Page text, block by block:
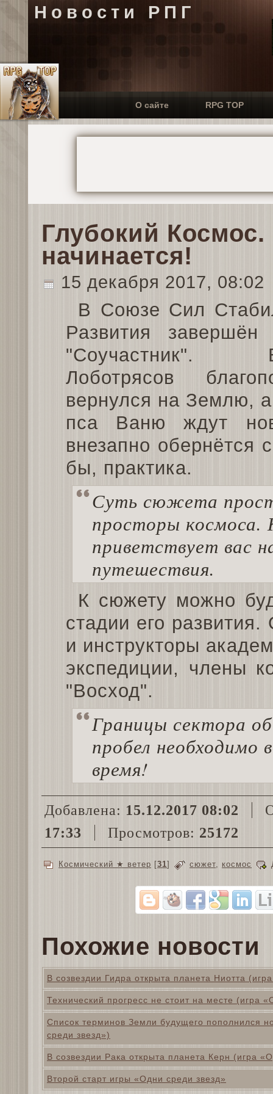
Новости РПГ
О сайте RPG TOP
Глубокий
начинается!
15 декабря 2017, 08:02
В Союзе Сил
Развития завершён
"Соучастник".
Лоботрясов
вернулся на Землю,
пса Ваню ждут
внезапно обернётся
бы, практика.
Суть сюжета
просторы космоса.
приветствует вас
путешествия.
К сюжету можно
стадии его
и инструкторы
экспедиции, члены
"Восход".
Границы сектора
пробел необходимо
время!
Добавлена: 15.12.2017 08:02
17:33
Просмотров: 25172
Космический ★ ветер [31] сюжет, космос
Похожие новости
В созвездии Гидра открыта планета Ниотта
Технический прогресс не стоит на месте (игра
Список терминов Земли будущего пополнился
среди звезд»)
В созвездии Рака открыта планета Керн (игра
Второй старт игры «Одни среди звезд»